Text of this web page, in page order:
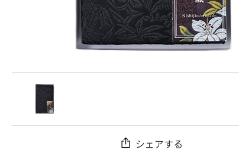
シェアする